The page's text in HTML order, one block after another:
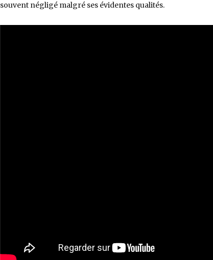
souvent négligé malgré ses évidentes qualités.